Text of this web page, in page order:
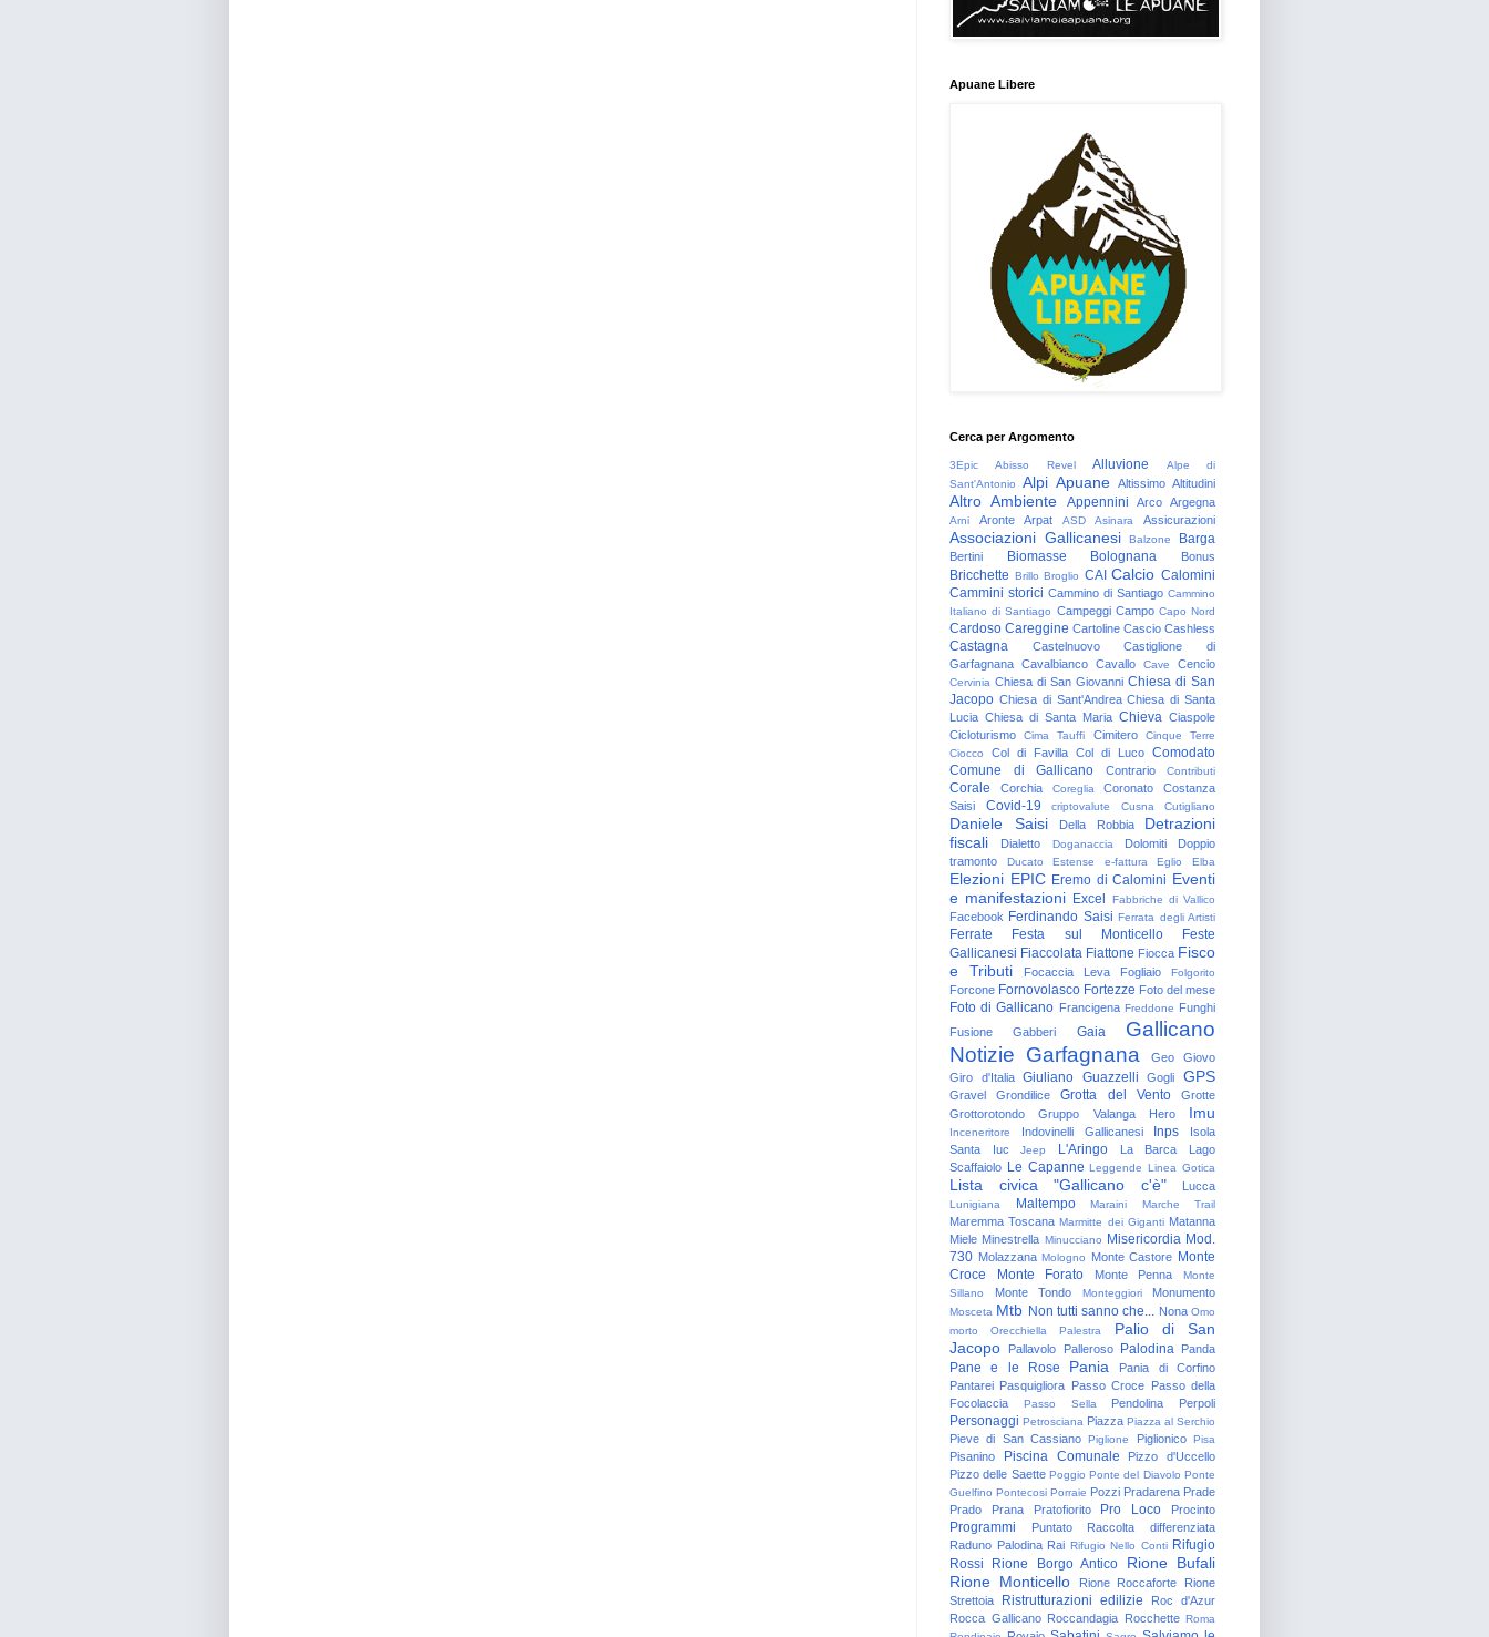
Apuane Libere
Cerca per Argomento
3Epic Abisso Revel Alluvione
Alpe di
Sant'Antonio
Alpi Apuane Altissimo Altitudini
Altro Ambiente Appennini Arco Argegna
Arni Aronte Arpat ASD Asinara Assicurazioni
Associazioni Gallicanesi Balzone Barga
Bertini Biomasse Bolognana Bonus
Bricchette Brillo Broglio CAI Calcio Calomini
Cammini storici Cammino di Santiago Cammino
Italiano di Santiago Campeggi Campo Capo Nord
Cardoso Careggine Cartoline Cascio Cashless
Castagna Castelnuovo
Castiglione di
Garfagnana Cavalbianco Cavallo Cave Cencio
Cervinia Chiesa di San Giovanni Chiesa di San
Jacopo Chiesa di Sant'Andrea Chiesa di Santa
Lucia Chiesa di Santa Maria Chieva Ciaspole
Cicloturismo
Cima Tauffi Cimitero
Cinque Terre
Ciocco
Col di Favilla Col di Luco Comodato
Comune di Gallicano
Contrario Contributi
Corale Corchia Coreglia Coronato
Costanza
Saisi
Covid-19 criptovalute Cusna Cutigliano
Daniele Saisi Della Robbia
Detrazioni
fiscali
Dialetto Doganaccia Dolomiti
Doppio
tramonto
Ducato Estense e-fattura Eglio Elba
Elezioni EPIC Eremo di Calomini Eventi
e manifestazioni Excel Fabbriche di Vallico
Facebook Ferdinando Saisi Ferrata degli Artisti
Ferrate Festa sul Monticello
Feste
Gallicanesi Fiaccolata Fiattone Fiocca Fisco
e Tributi
Focaccia Leva Fogliaio Folgorito
Forcone Fornovolasco Fortezze Foto del mese
Foto di Gallicano Francigena Freddone Funghi
Fusione
Gabberi Gaia
Gallicano
Notizie Garfagnana Geo
Giovo
Giro d'Italia
Giuliano Guazzelli Gogli GPS
Gravel Grondilice Grotta del Vento
Grotte
Grottorotondo
Gruppo Valanga Hero Imu
Inceneritore Indovinelli Gallicanesi Inps
Isola
Santa
Iuc Jeep L'Aringo La Barca
Lago
Scaffaiolo Le Capanne Leggende Linea Gotica
Lista civica "Gallicano c'è" Lucca
Lunigiana Maltempo Maraini Marche Trail
Maremma Toscana Marmitte dei Giganti Matanna
Miele Minestrella Minucciano Misericordia Mod.
730 Molazzana Mologno Monte Castore Monte
Croce
Monte Forato Monte Penna
Monte
Sillano
Monte Tondo Monteggiori Monumento
Mosceta Mtb Non tutti sanno che... Nona Omo
morto
Orecchiella Palestra
Palio di San
Jacopo
Pallavolo Palleroso Palodina Panda
Pane e le Rose Pania
Pania di Corfino
Pantarei Pasquigliora Passo Croce Passo della
Focolaccia
Passo Sella Pendolina Perpoli
Personaggi Petrosciana Piazza Piazza al Serchio
Pieve di San Cassiano Piglione Piglionico Pisa
Pisanino Piscina Comunale
Pizzo d'Uccello
Pizzo delle Saette Poggio Ponte del Diavolo Ponte
Guelfino Pontecosi Porraie Pozzi Pradarena Prade
Prado
Prana Pratofiorito Pro Loco Procinto
Programmi Puntato
Raccolta differenziata
Raduno Palodina Rai Rifugio Nello Conti Rifugio
Rossi
Rione Borgo Antico
Rione Bufali
Rione Monticello
Rione Roccaforte
Rione
Strettoia
Ristrutturazioni edilizie
Roc d'Azur
Rocca Gallicano Roccandagia Rocchette Roma